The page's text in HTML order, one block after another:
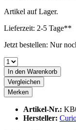
Artikel auf Lager.
Lieferzeit: 2-5 Tage**
Jetzt bestellen: Nur
In den Warenkorb
Vergleichen
Merken
Artikel-Nr.:
Hersteller: